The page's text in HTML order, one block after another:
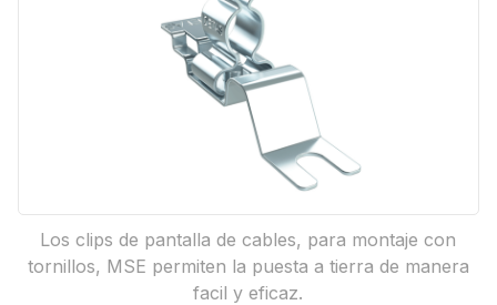
Los clips de pantalla de cables, para montaje con
tornillos, MSE permiten la puesta a tierra de manera
facil y eficaz.